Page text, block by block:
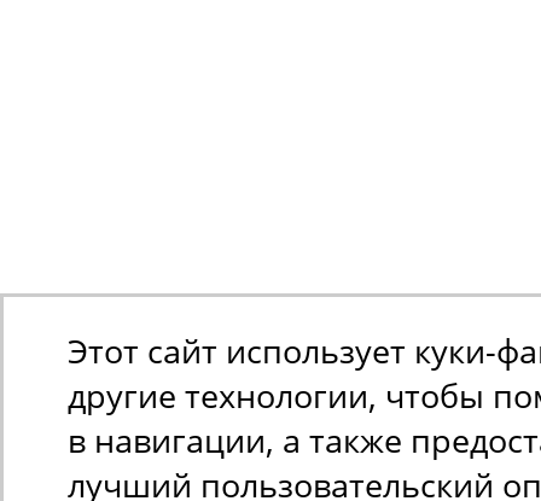
Этот сайт использует куки-
другие технологии, чтобы
в навигации, а также
лучший пользовательский